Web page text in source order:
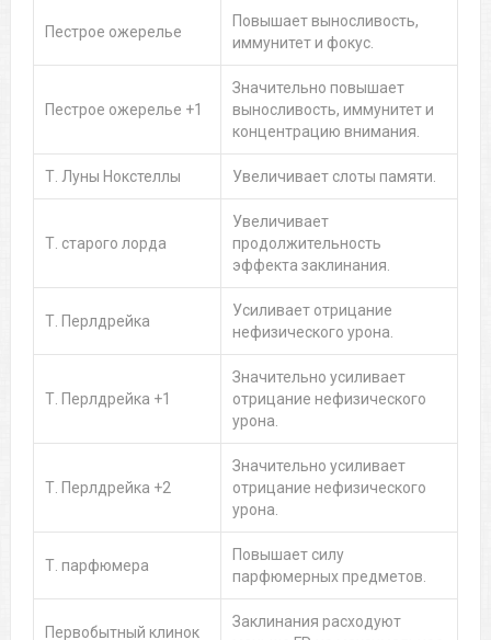
Пестрое ожерелье
Повышает выносливость,
иммунитет и фокус.
Пестрое ожерелье +1
Значительно повышает
выносливость, иммунитет и
концентрацию внимания.
Т. Луны Нокстеллы Увеличивает слоты памяти.
Т. старого лорда
Увеличивает
продолжительность
эффекта заклинания.
Т. Перлдрейка
Усиливает отрицание
нефизического урона.
Т. Перлдрейка +1
Значительно усиливает
отрицание нефизического
урона.
Т. Перлдрейка +2
Значительно усиливает
отрицание нефизического
урона.
Т. парфюмера
Повышает силу
парфюмерных предметов.
Первобытный клинок
Заклинания расходуют